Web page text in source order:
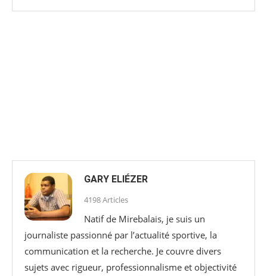
GARY ELIÉZER
4198 Articles
Natif de Mirebalais, je suis un
journaliste passionné par l’actualité sportive, la
communication et la recherche. Je couvre divers
sujets avec rigueur, professionnalisme et objectivité